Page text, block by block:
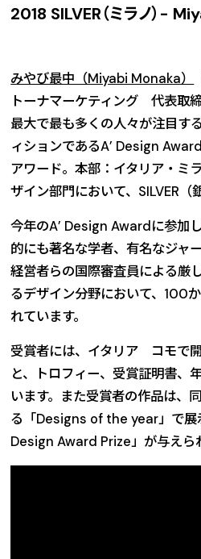
2018 SILVER（ミラノ）-
みやび最中（Miyabi Monaka）
トーナマーケティング 代表取
最大で最も多くの人々が注目す
ィションであるA’ Design
アワード。本部：イタリア・ミ
ザイン部門において、SILVER（
今年のA’ Design Awardに参加
的にも著名な学者、有名なジャ
経営者らの国際審査員による厳
るデザイン分野において、100
れています。
受賞者には、イタリア コモで
と、トロフィー、受賞証明書、
います。また受賞者の作品は、
る「Designs of the year」で展
Design Award Prize」が与えら